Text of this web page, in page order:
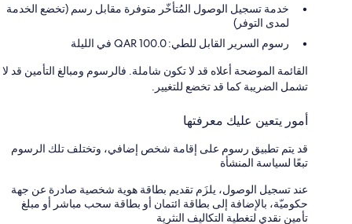
خدمة تسجيل الوصول المُتأخّر متوفرة مقابل رسم (تخضع الخدمة
لمدى التوفر)
رسوم السرير القابل للطي: 100.0 QAR في الليلة
القائمة الموضحة أعلاه قد لا تكون شاملة. فالرسوم ومبالغ التأمين قد لا
تشمل الضريبة كما قد تخضع للتغيير.
أمور يتعين عليك معرفتها
قد يتم تطبيق رسوم على إقامة شخص إضافي، وتختلف تلك الرسوم
تبعًا لسياسة المنشأة
عند تسجيل الوصول، يلزَم تقديم بطاقة هوية شخصية صادرة عن جهة
حكوميّة، بالإضافة إلى بطاقة ائتمان أو بطاقة سحب مباشر أو مبلغ
تأمين نقدي لتغطية التكاليف النثرية